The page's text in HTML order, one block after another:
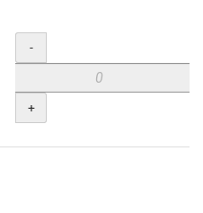
Menge
-
+